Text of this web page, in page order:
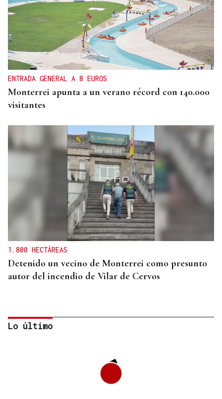
ENTRADA GENERAL A 8 EUROS
Monterrei apunta a un verano récord con 140.000
visitantes
1.800 HECTÁREAS
Detenido un vecino de Monterrei como presunto
autor del incendio de Vilar de Cervos
Lo último